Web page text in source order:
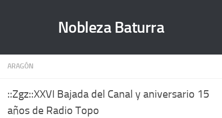
Nobleza Baturra
ARAGÓN
::Zgz::XXVI Bajada del Canal y aniversario 15
años de Radio Topo